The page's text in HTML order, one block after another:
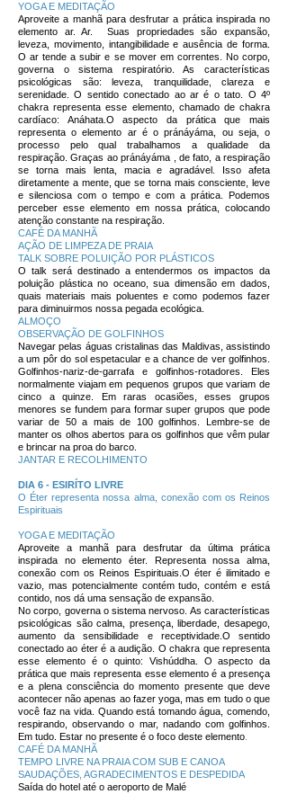
YOGA E MEDITAÇÃO
Aproveite a manhã para desfrutar a prática inspirada no
elemento ar. Ar. Suas propriedades são expansão,
leveza, movimento, intangibilidade e ausência de forma.
O ar tende a subir e se mover em correntes. No corpo,
governa o sistema respiratório. As características
psicológicas são: leveza, tranquilidade, clareza e
serenidade. O sentido conectado ao ar é o tato. O 4º
chakra representa esse elemento, chamado de chakra
cardíaco: Anáhata.O aspecto da prática que mais
representa o elemento ar é o pránáyáma, ou seja, o
processo pelo qual trabalhamos a qualidade da
respiração. Graças ao pránáyáma , de fato, a respiração
se torna mais lenta, macia e agradável. Isso afeta
diretamente a mente, que se torna mais consciente, leve
e silenciosa com o tempo e com a prática. Podemos
perceber esse elemento em nossa prática, colocando
atenção constante na respiração.
CAFÉ DA MANHÃ
AÇÃO DE LIMPEZA DE PRAIA
TALK SOBRE POLUIÇÃO POR PLÁSTICOS
O talk será destinado a entendermos os impactos da
poluição plástica no oceano, sua dimensão em dados,
quais materiais mais poluentes e como podemos fazer
para diminuirmos nossa pegada ecológica.
ALMOÇO
OBSERVAÇÃO DE GOLFINHOS
Navegar pelas águas cristalinas das Maldivas, assistindo
a um pôr do sol espetacular e a chance de ver golfinhos.
Golfinhos-nariz-de-garrafa e golfinhos-rotadores. Eles
normalmente viajam em pequenos grupos que variam de
cinco a quinze. Em raras ocasiões, esses grupos
menores se fundem para formar super grupos que pode
variar de 50 a mais de 100 golfinhos. Lembre-se de
manter os olhos abertos para os golfinhos que vêm pular
e brincar na proa do barco.
JANTAR E RECOLHIMENTO
DIA 6 - ESIRÍTO LIVRE
O Éter representa nossa alma, conexão com os Reinos
Espirituais
YOGA E MEDITAÇÃO
Aproveite a manhã para desfrutar da última prática
inspirada no elemento éter. Representa nossa alma,
conexão com os Reinos Espirituais.O éter é ilimitado e
vazio, mas potencialmente contém tudo, contém e está
contido, nos dá uma sensação de expansão.
No corpo, governa o sistema nervoso. As características
psicológicas são calma, presença, liberdade, desapego,
aumento da sensibilidade e receptividade.O sentido
conectado ao éter é a audição. O chakra que representa
esse elemento é o quinto: Vishúddha. O aspecto da
prática que mais representa esse elemento é a presença
e a plena consciência do momento presente que deve
acontecer não apenas ao fazer yoga, mas em tudo o que
você faz na vida. Quando está tomando água, comendo,
respirando, observando o mar, nadando com golfinhos.
Em tudo. Estar no presente é o foco deste elemento
CAFÉ DA MANHÃ
TEMPO LIVRE NA PRAIA COM SUB E CANOA
SAUDAÇÕES, AGRADECIMENTOS E DESPEDIDA
Saída do hotel até o aeroporto de Malé